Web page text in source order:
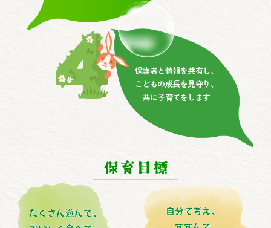
保護者と情報を共有し、
こどもの成長を見守り、
共に子育てをします
たくさん遊んで、
自分で考え、